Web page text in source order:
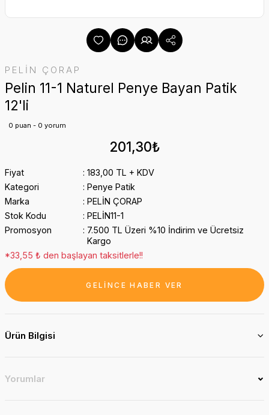
PELİN ÇORAP
Pelin 11-1 Naturel Penye Bayan Patik
12'li
0 puan - 0 yorum
201,30₺
Fiyat
183,00 TL + KDV
Kategori
Penye Patik
Marka
PELİN ÇORAP
Stok Kodu
PELİN11-1
Promosyon
7.500 TL Üzeri %10 İndirim ve Ücretsiz
Kargo
*33,55 ₺ den başlayan taksitlerle!!
GELİNCE HABER VER
Ürün Bilgisi
Yorumlar